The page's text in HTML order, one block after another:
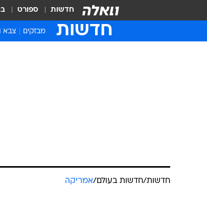
חדשות ספורט
חדשות מבזקים צבא
חדשות/חדשות בעולם/אמריקה